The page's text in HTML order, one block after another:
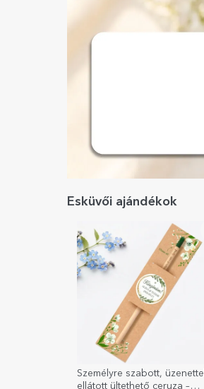
Esküvői ajándékok
Személyre szabott, üzenettel
ellátott ültethető ceruza –